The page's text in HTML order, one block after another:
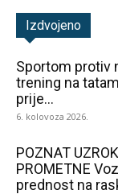
Izdvojeno
Sportom protiv
trening na
prije...
6. kolovoza 2026.
POZNAT
PROMETNE
prednost na